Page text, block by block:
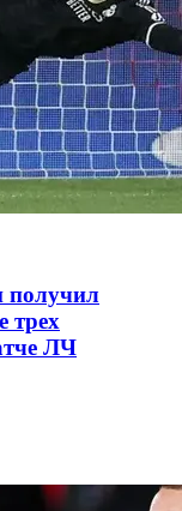
получил
трех
ЛЧ